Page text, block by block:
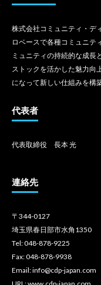
株式会社コミュニティ・デ
ロベースで各種コミュニテ
ミュニティの持続的な成長
ストックを活かした魅力向
になって新しい仕組みを構
代表者
代表取締役 長本 光
連絡先
〒344-0127
埼玉県春日部市水角1350
Tel: 048-878-9225
Fax: 048-878-9938
Email: info@cdp-japan.com